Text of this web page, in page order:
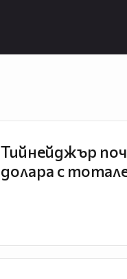
Тийнейджър
долара с